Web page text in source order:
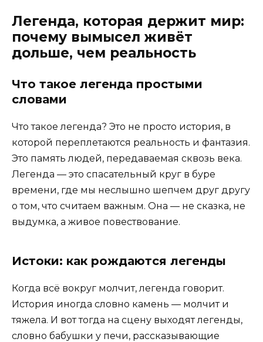
Легенда, которая держит мир:
почему вымысел живёт
дольше, чем реальность
Что такое легенда простыми
словами
Что такое легенда? Это не просто история, в
которой переплетаются реальность и фантазия.
Это память людей, передаваемая сквозь века.
Легенда — это спасательный круг в буре
времени, где мы неслышно шепчем друг другу
о том, что считаем важным. Она — не сказка, не
выдумка, а живое повествование.
Истоки: как рождаются легенды
Когда всё вокруг молчит, легенда говорит.
История иногда словно камень — молчит и
тяжела. И вот тогда на сцену выходят легенды,
словно бабушки у печи, рассказывающие